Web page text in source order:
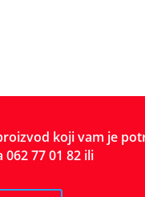
koji vam je
77 01 82 ili